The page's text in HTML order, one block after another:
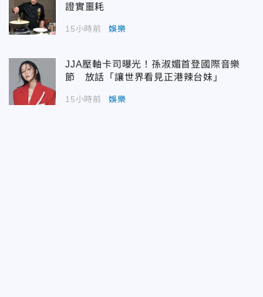
證實噩耗
15小時前 娛樂
JJA壓軸卡司曝光！孫淑媚首登國際音樂
節 放話「讓世界看見正港辣台妹」
15小時前 娛樂